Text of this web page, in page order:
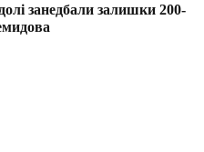
занедбали залишки 200-